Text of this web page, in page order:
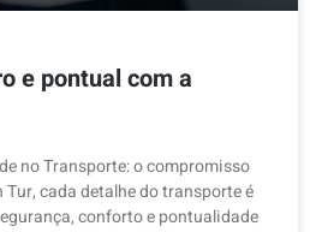
e pontual com a
no Transporte: o compromisso
cada detalhe do transporte é
conforto e pontualidade